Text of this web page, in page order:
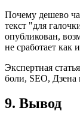
Почему дешево
текст "для
опубликован,
не сработает как
Экспертная
боли, SEO, Дзена
9. Вывод